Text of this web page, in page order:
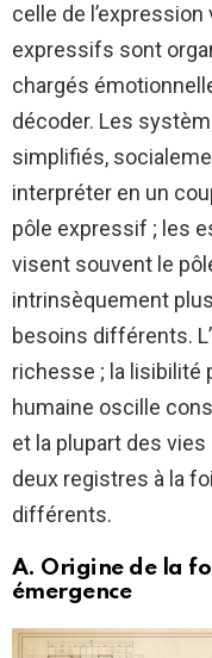
celle de
expressifs sont
chargés
décoder. Les
simplifiés,
interpréter en un
pôle expressif ; les
visent souvent le
intrinsèquement
besoins différents.
richesse ; la lisibilité
humaine oscille
et la plupart des
deux registres à la
différents.
A. Origine de la
émergence